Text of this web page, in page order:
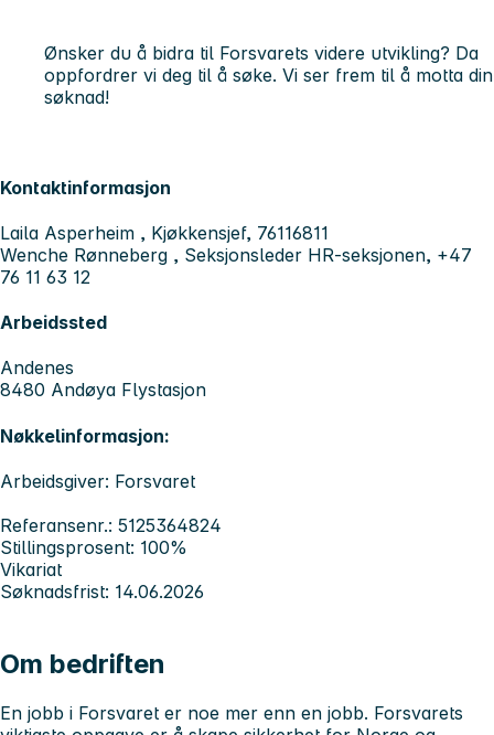
Ønsker du å bidra til Forsvarets videre utvikling? Da
oppfordrer vi deg til å søke. Vi ser frem til å motta din
søknad!
Kontaktinformasjon
Laila Asperheim , Kjøkkensjef, 76116811
Wenche Rønneberg , Seksjonsleder HR-seksjonen, +47
76 11 63 12
Arbeidssted
Andenes
8480 Andøya Flystasjon
Nøkkelinformasjon:
Arbeidsgiver: Forsvaret
Referansenr.: 5125364824
Stillingsprosent: 100%
Vikariat
Søknadsfrist: 14.06.2026
Om bedriften
En jobb i Forsvaret er noe mer enn en jobb. Forsvarets